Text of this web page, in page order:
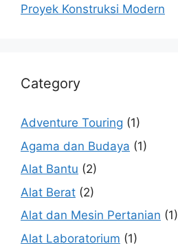
Proyek Konstruksi Modern
Category
Adventure Touring (1)
Agama dan Budaya (1)
Alat Bantu (2)
Alat Berat (2)
Alat dan Mesin Pertanian (1)
Alat Laboratorium (1)